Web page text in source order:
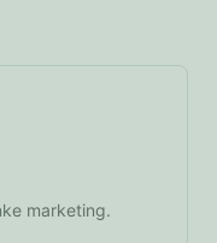
marketing.